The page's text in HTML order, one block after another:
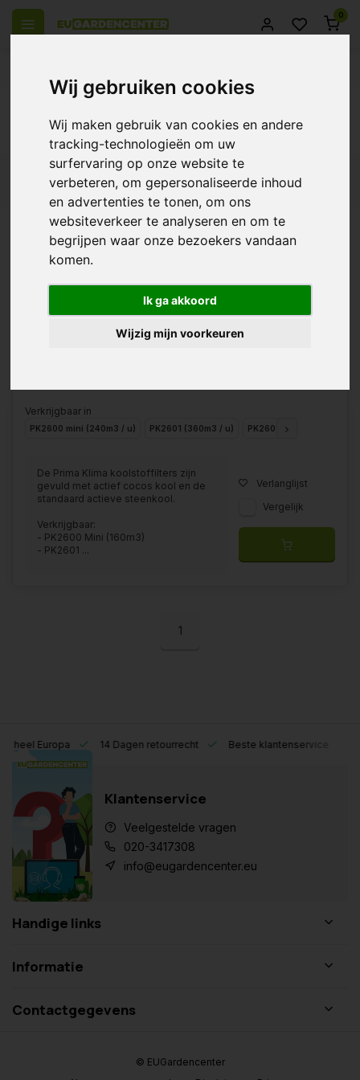
Wij gebruiken cookies
Wij maken gebruik van cookies en andere
tracking-technologieën om uw
surfervaring op onze website te
verbeteren, om gepersonaliseerde inhoud
en advertenties te tonen, om ons
websiteverkeer te analyseren en om te
begrijpen waar onze bezoekers vandaan
komen.
Ik ga akkoord
Wijzig mijn voorkeuren
0
Producten getagd met 2602
€38,95
Verkrijgbaar in
PK2600 mini (240m3 / u) PK2601 (360m3 / u) PK2601 Flat (360m3 / u)
De Prima Klima koolstoffilters zijn
gevuld met actief cocos kool en de
standaard actieve steenkool.
Verkrijgbaar:
- PK2600 Mini (160m3)
- PK2601 ...
Verlanglijst
Vergelijk
1
Europa 14 Dagen retourrecht Beste klantenservice
Klantenservice
Veelgestelde vragen
020-3417308
info@eugardencenter.eu
Handige links
Informatie
Contactgegevens
© EUGardencenter